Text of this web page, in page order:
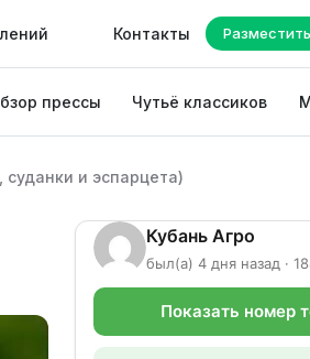
Контакты
прессы Чутьё классиков
и эспарцета)
Кубань Агро
был(а) 4 дня назад ·
Показать номер